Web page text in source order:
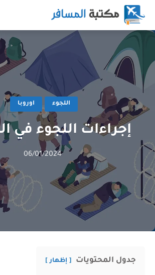
اللجوء اوروبا
إجراءات اللجوء في
06/01/2024
جدول المحتويات إظهار